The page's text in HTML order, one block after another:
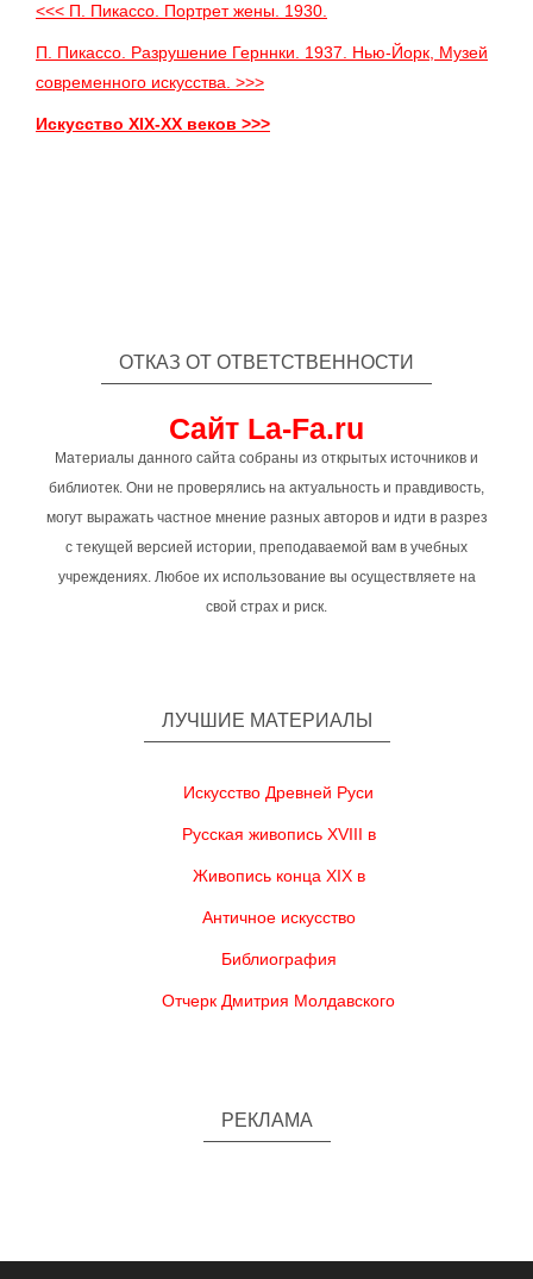
<<< П. Пикассо. Портрет жены. 1930.
П. Пикассо. Разрушение Герннки. 1937. Нью-Йорк, Музей
современного искусства. >>>
Искусство XIX-XX веков >>>
ОТКАЗ ОТ ОТВЕТСТВЕННОСТИ
Сайт La-Fa.ru
Материалы данного сайта собраны из открытых источников и
библиотек. Они не проверялись на актуальность и правдивость,
могут выражать частное мнение разных авторов и идти в разрез
с текущей версией истории, преподаваемой вам в учебных
учреждениях. Любое их использование вы осуществляете на
свой страх и риск.
ЛУЧШИЕ МАТЕРИАЛЫ
Искусство Древней Руси
Русская живопись XVIII в
Живопись конца XIX в
Античное искусство
Библиография
Отчерк Дмитрия Молдавского
РЕКЛАМА